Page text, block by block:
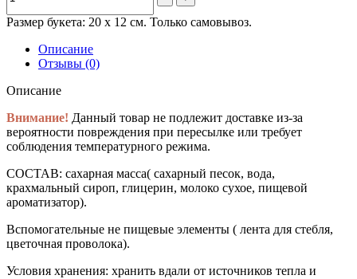
Размер букета: 20 х 12 см. Только самовывоз.
Описание
Отзывы (0)
Описание
Внимание! Данный товар не подлежит доставке из-за
вероятности повреждения при пересылке или требует
соблюдения температурного режима.
СОСТАВ: сахарная масса( сахарный песок, вода,
крахмальный сироп, глицерин, молоко сухое, пищевой
ароматизатор).
Вспомогательные не пищевые элементы ( лента для стебля,
цветочная проволока).
Условия хранения: хранить вдали от источников тепла и